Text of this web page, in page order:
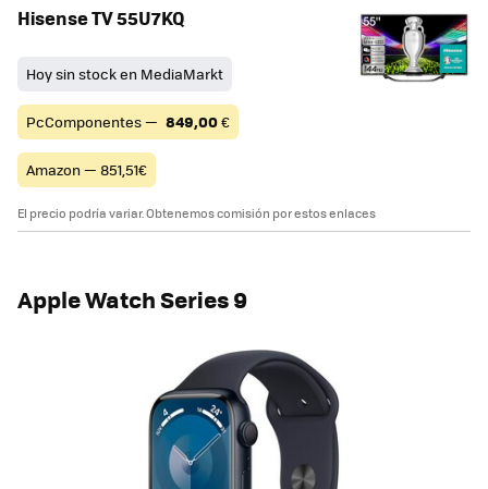
Hisense TV 55U7KQ
Hoy sin stock en MediaMarkt
PcComponentes — 849,00€
Amazon — 851,51€
El precio podría variar. Obtenemos comisión por estos enlaces
Apple Watch Series 9